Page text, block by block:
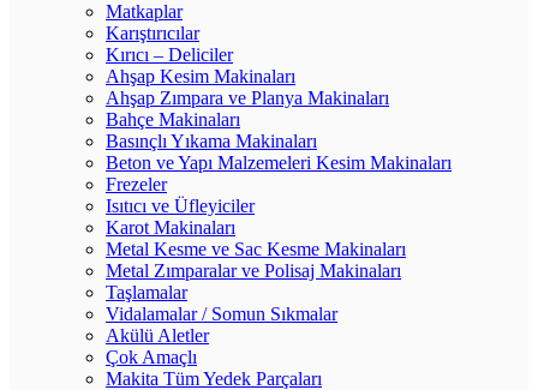
Matkaplar
Karıştırıcılar
Kırıcı – Deliciler
Ahşap Kesim Makinaları
Ahşap Zımpara ve Planya Makinaları
Bahçe Makinaları
Basınçlı Yıkama Makinaları
Beton ve Yapı Malzemeleri Kesim Makinaları
Frezeler
Isıtıcı ve Üfleyiciler
Karot Makinaları
Metal Kesme ve Sac Kesme Makinaları
Metal Zımparalar ve Polisaj Makinaları
Taşlamalar
Vidalamalar / Somun Sıkmalar
Akülü Aletler
Çok Amaçlı
Makita Tüm Yedek Parçaları